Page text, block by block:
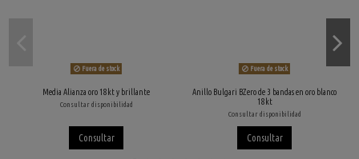
Fuera de stock
Media Alianza oro 18kt y brillante
Consultar disponibilidad
Consultar
Fuera de stock
Anillo Bulgari BZero de 3 bandas en oro blanco
18kt
Consultar disponibilidad
Consultar